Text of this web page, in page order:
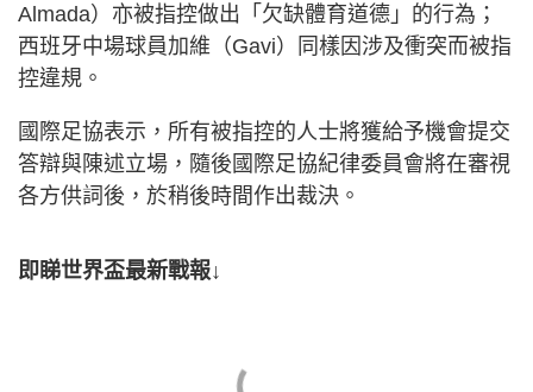
Almada）亦被指控做出「欠缺體育道德」的行為；
西班牙中場球員加維（Gavi）同樣因涉及衝突而被指
控違規。
國際足協表示，所有被指控的人士將獲給予機會提交
答辯與陳述立場，隨後國際足協紀律委員會將在審視
各方供詞後，於稍後時間作出裁決。
即睇世界盃最新戰報↓